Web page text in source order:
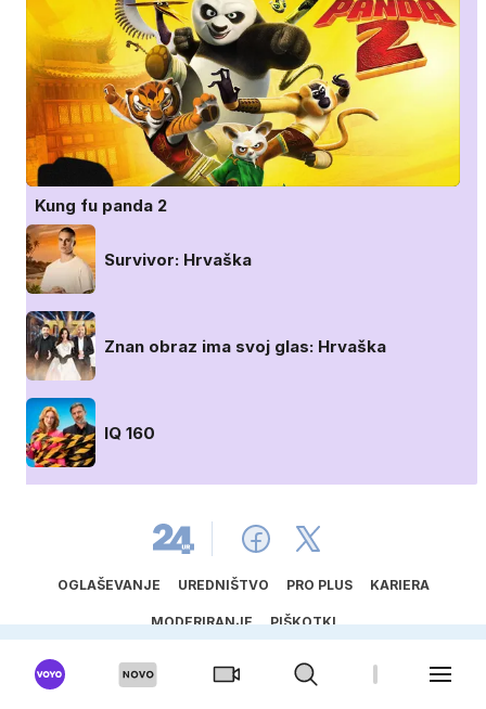
Kung fu panda 2
Survivor: Hrvaška
Znan obraz ima svoj glas: Hrvaška
IQ 160
OGLAŠEVANJE UREDNIŠTVO PRO PLUS KARIERA
MODERIRANJE PIŠKOTKI
SPREMENI NASTAVITVE PIŠKOTKOV POLITIKA ZASEBNOSTI